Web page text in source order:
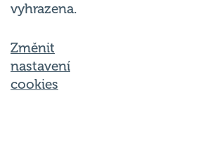
vyhrazena.
Změnit
nastavení
cookies